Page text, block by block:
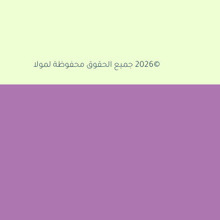
©2026 جميع الحقوق محفوظة لمولا